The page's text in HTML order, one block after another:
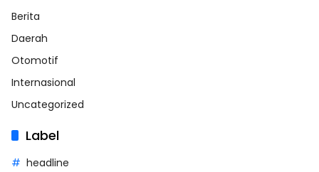
Berita
Daerah
Otomotif
Internasional
Uncategorized
Label
headline